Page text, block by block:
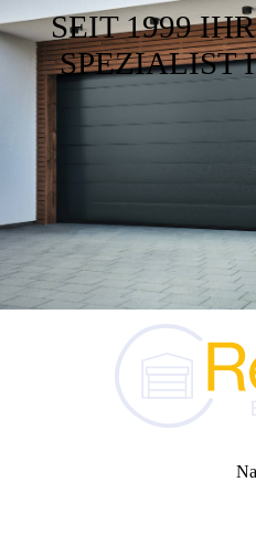
SEIT 1999
SPEZIALIST